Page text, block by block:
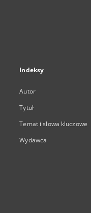
Indeksy
Autor
Tytuł
Temat i słowa kluczowe
Wydawca